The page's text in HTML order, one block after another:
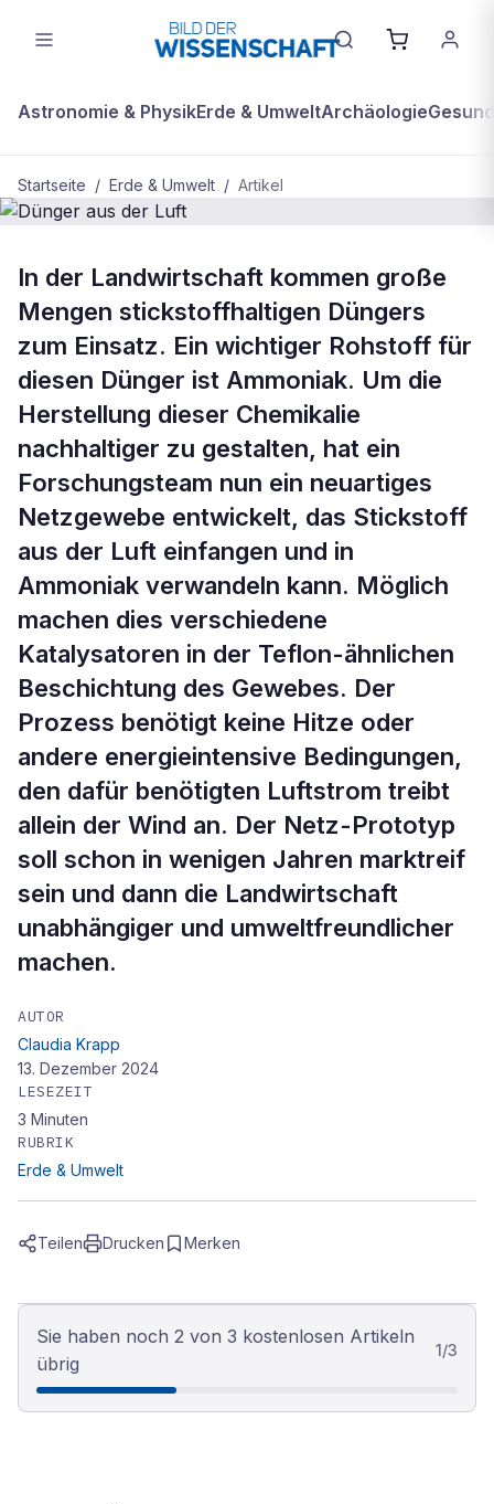
Astronomie & PhysikErde & UmweltArchäologie
Startseite / Erde & Umwelt / Artikel
ERDE & UMWELT
Dünger aus der Luft
In der Landwirtschaft kommen große
Mengen stickstoffhaltigen Düngers
zum Einsatz. Ein wichtiger Rohstoff für
diesen Dünger ist Ammoniak. Um die
Herstellung dieser Chemikalie
nachhaltiger zu gestalten, hat ein
Forschungsteam nun ein neuartiges
Netzgewebe entwickelt, das Stickstoff
aus der Luft einfangen und in
Ammoniak verwandeln kann. Möglich
machen dies verschiedene
Katalysatoren in der Teflon-ähnlichen
Beschichtung des Gewebes. Der
Prozess benötigt keine Hitze oder
andere energieintensive Bedingungen,
den dafür benötigten Luftstrom treibt
allein der Wind an. Der Netz-Prototyp
soll schon in wenigen Jahren marktreif
sein und dann die Landwirtschaft
unabhängiger und umweltfreundlicher
machen.
AUTOR
Claudia Krapp
13. Dezember 2024
LESEZEIT
3 Minuten
RUBRIK
Erde & Umwelt
Teilen Drucken Merken
Sie haben noch 2 von 3 kostenlosen Artikeln
übrig
1/3